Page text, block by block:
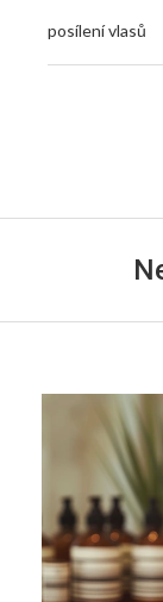
posílení vlasů